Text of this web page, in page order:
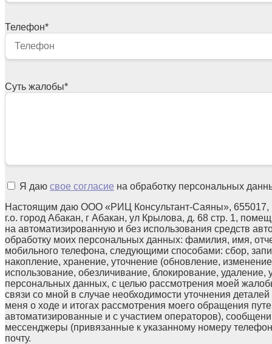
Телефон*
Суть жалобы*
Я даю свое согласие на обработку персональных
Настоящим даю ООО «РИЦ Консультант-Саяны», 655017,
г.о. город Абакан, г Абакан, ул Крылова, д. 68 стр. 1,
на автоматизированную и без использования средств
обработку моих персональных данных: фамилия, имя,
мобильного телефона, следующими способами: сбор,
накопление, хранение, уточнение (обновление,
использование, обезличивание, блокирование, удаление,
персональных данных, с целью рассмотрения моей
связи со мной в случае необходимости уточнения
меня о ходе и итогах рассмотрения моего обращения
автоматизированные и с участием операторов),
мессенджеры (привязанные к указанному номеру
почту.